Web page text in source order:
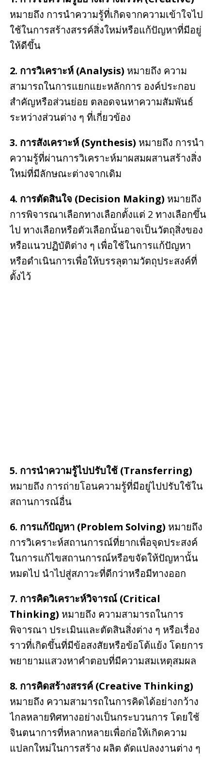
หมายถึง การนำความรู้ที่เกิดจากความเข้าใจไป
ใช้ในการสร้างสรรค์สิ่งใหม่หรือแก้ปัญหาที่มีอยู่
ให้ดีขึ้น
2. การวิเคราะห์ (Analysis) หมายถึง ความ
สามารถในการแยกแยะหลักการ องค์ประกอบ
สำคัญหรือส่วนย่อย ตลอดจนหาความสัมพันธ์
ระหว่างส่วนต่าง ๆ ที่เกี่ยวข้อง
3. การสังเคราะห์ (Synthesis) หมายถึง การนำ
ความรู้ที่ผ่านการวิเคราะห์มาผสมผสานสร้างสิ่ง
ใหม่ที่มีลักษณะต่างจากเดิม
4. การตัดสินใจ (Decision Making) หมายถึง
การพิจารณาเลือกทางเลือกตั้งแต่ 2 ทางเลือกขึ้น
ไป ทางเลือกหรือตัวเลือกนั้นอาจเป็นวัตถุสิ่งของ
หรือแนวปฏิบัติต่าง ๆ เพื่อใช้ในการแก้ปัญหา
หรือดำเนินการเพื่อให้บรรลุตามวัตถุประสงค์ที่
ตั้งไว้
5. การนำความรู้ไปปรับใช้ (Transferring)
หมายถึง การถ่ายโอนความรู้ที่มีอยู่ไปปรับใช้ใน
สถานการณ์อื่น
6. การแก้ปัญหา (Problem Solving) หมายถึง
การวิเคราะห์สถานการณ์ที่ยากเพื่อจุดประสงค์
ในการแก้ไขสถานการณ์หรือขจัดให้ปัญหานั้น
หมดไป นำไปสู่สภาวะที่ดีกว่าหรือมีทางออก
7. การคิดวิเคราะห์วิจารณ์ (Critical
Thinking) หมายถึง ความสามารถในการ
พิจารณา ประเมินและตัดสินสิ่งต่าง ๆ หรือเรื่อง
ราวที่เกิดขึ้นที่มีข้อสงสัยหรือข้อโต้แย้ง โดยการ
พยายามแสวงหาคำตอบที่มีความสมเหตุสมผล
8. การคิดสร้างสรรค์ (Creative Thinking)
หมายถึง ความสามารถในการคิดได้อย่างกว้าง
ไกลหลายทิศทางอย่างเป็นกระบวนการ โดยใช้
จินตนาการที่หลากหลายเพื่อก่อให้เกิดความ
แปลกใหม่ในการสร้าง ผลิต ดัดแปลงงานต่าง ๆ